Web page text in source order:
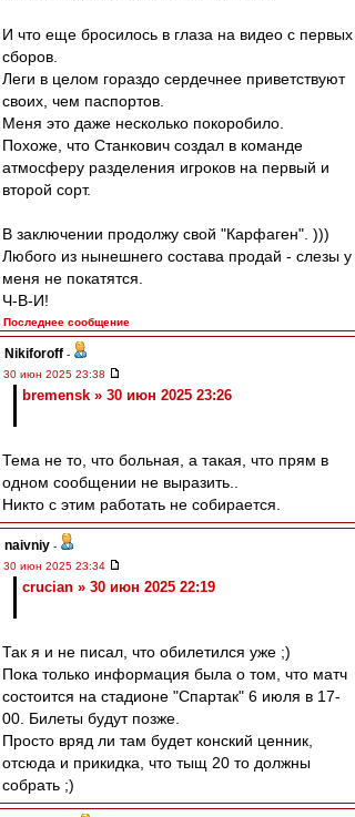
И что еще бросилось в глаза на видео с первых
сборов.
Леги в целом гораздо сердечнее приветствуют
своих, чем паспортов.
Меня это даже несколько покоробило.
Похоже, что Станкович создал в команде
атмосферу разделения игроков на первый и
второй сорт.
В заключении продолжу свой "Карфаген". )))
Любого из нынешнего состава продай - слезы у
меня не покатятся.
Ч-В-И!
Последнее сообщение
Nikiforoff -
30 июн 2025 23:38
bremensk » 30 июн 2025 23:26
Тема не то, что больная, а такая, что прям в
одном сообщении не выразить..
Никто с этим работать не собирается.
naivniy -
30 июн 2025 23:34
crucian » 30 июн 2025 22:19
Так я и не писал, что обилетился уже ;)
Пока только информация была о том, что матч
состоится на стадионе "Спартак" 6 июля в 17-
00. Билеты будут позже.
Просто вряд ли там будет конский ценник,
отсюда и прикидка, что тыщ 20 то должны
собрать ;)